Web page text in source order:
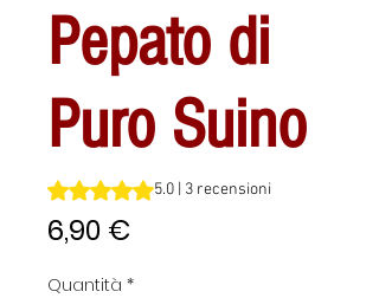
Pepato di
Puro Suino
Sulla base di 3 recensioni, la
5.0 | 3 recensioni
6,90 €
Quantità *